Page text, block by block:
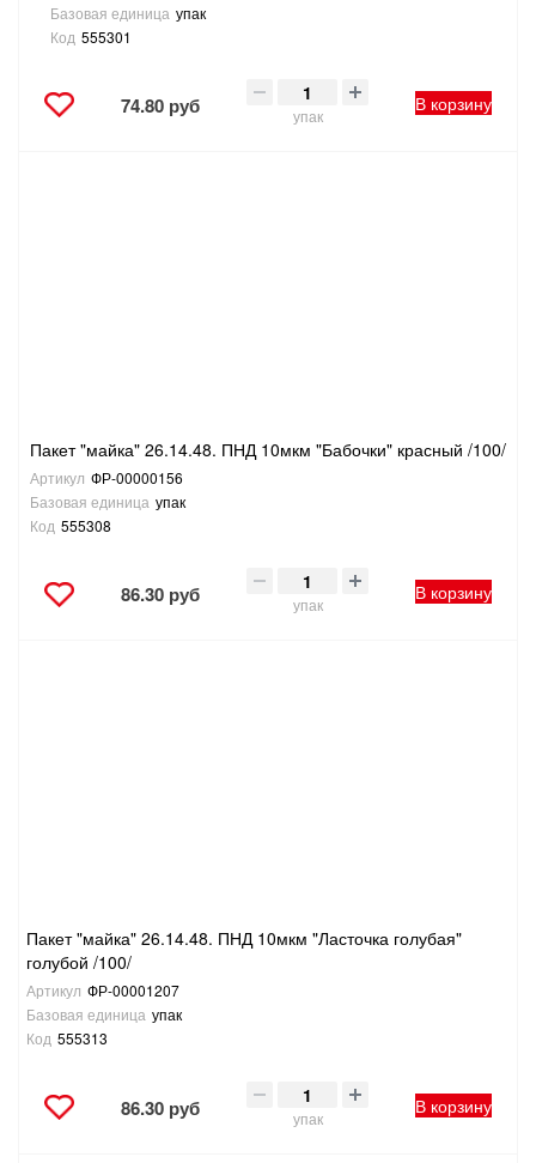
Базовая единица упак
Код 555301
74.80 руб упак
В корзину
Пакет "майка" 26.14.48. ПНД 10мкм "Бабочки" красный /100/
Артикул ФР-00000156
Базовая единица упак
Код 555308
86.30 руб упак
В корзину
Пакет "майка" 26.14.48. ПНД 10мкм "Ласточка голубая"
голубой /100/
Артикул ФР-00001207
Базовая единица упак
Код 555313
86.30 руб упак
В корзину